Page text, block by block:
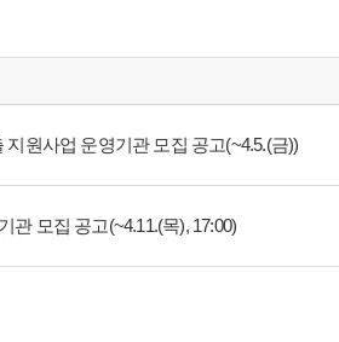
원사업 운영기관 모집 공고(~4.5.(금))
모집 공고(~4.11.(목), 17:00)